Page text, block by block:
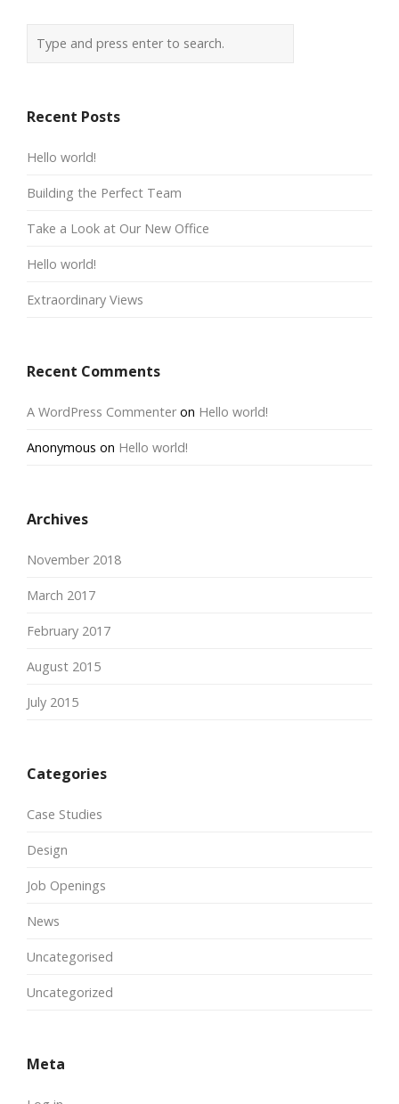
Recent Posts
Hello world!
Building the Perfect Team
Take a Look at Our New Office
Hello world!
Extraordinary Views
Recent Comments
A WordPress Commenteron Hello world!
Anonymous on Hello world!
Archives
November 2018
March 2017
February 2017
August 2015
July 2015
Categories
Case Studies
Design
Job Openings
News
Uncategorised
Uncategorized
Meta